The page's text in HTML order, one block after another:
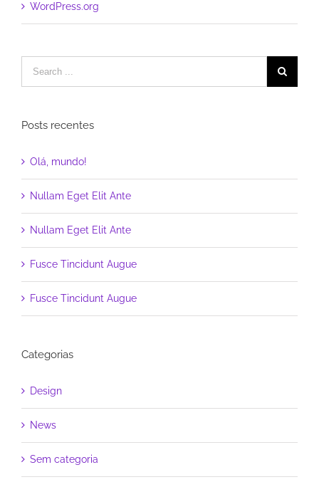
WordPress.org
Posts recentes
Olá, mundo!
Nullam Eget Elit Ante
Nullam Eget Elit Ante
Fusce Tincidunt Augue
Fusce Tincidunt Augue
Categorias
Design
News
Sem categoria